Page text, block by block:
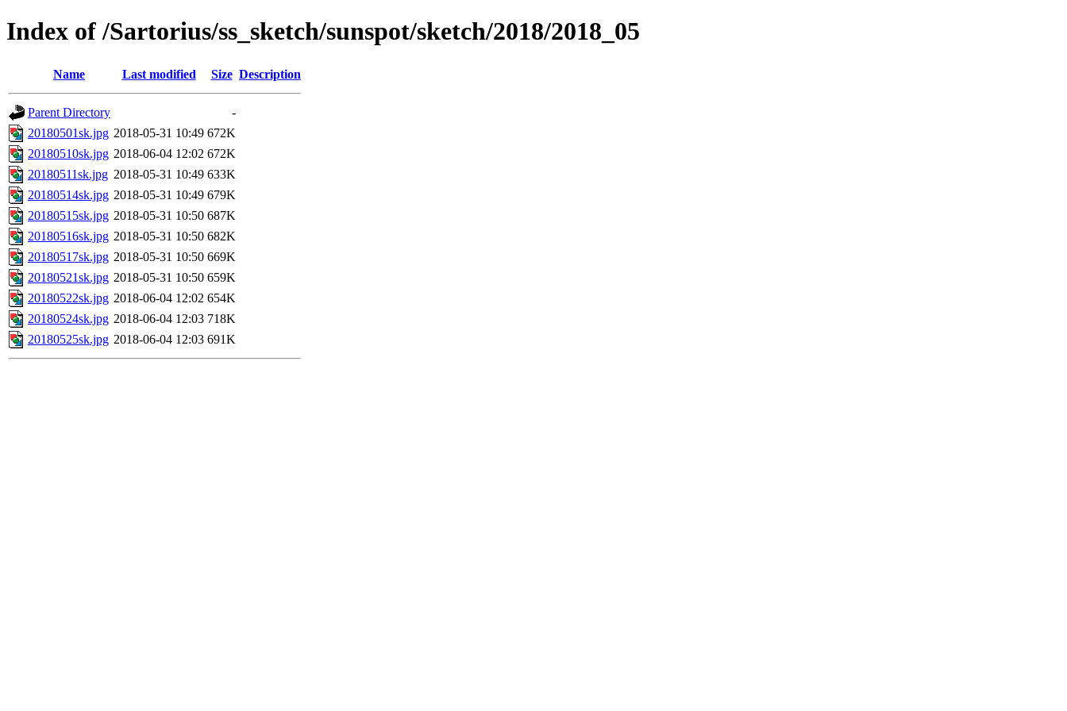
Index of /Sartorius/ss_sketch/sunspot/sketch/2018/2018_05
Name Last modified Size Description
Parent Directory
-
20180501sk.jpg 2018-05-31 10:49 672K
20180510sk.jpg 2018-06-04 12:02 672K
20180511sk.jpg 2018-05-31 10:49 633K
20180514sk.jpg 2018-05-31 10:49 679K
20180515sk.jpg 2018-05-31 10:50 687K
20180516sk.jpg 2018-05-31 10:50 682K
20180517sk.jpg 2018-05-31 10:50 669K
20180521sk.jpg 2018-05-31 10:50 659K
20180522sk.jpg 2018-06-04 12:02 654K
20180524sk.jpg 2018-06-04 12:03 718K
20180525sk.jpg 2018-06-04 12:03 691K